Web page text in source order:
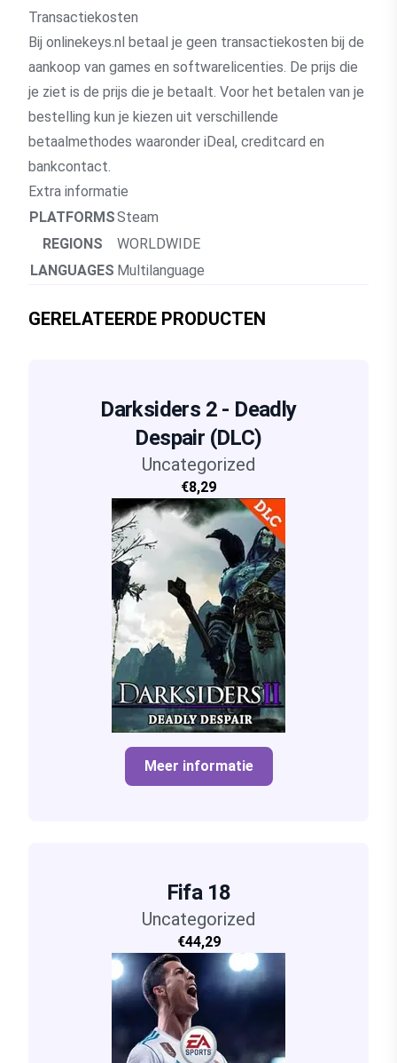
Transactiekosten
Bij onlinekeys.nl betaal je geen transactiekosten bij de
aankoop van games en softwarelicenties. De prijs die
je ziet is de prijs die je betaalt. Voor het betalen van je
bestelling kun je kiezen uit verschillende
betaalmethodes waaronder iDeal, creditcard en
bankcontact.
Extra informatie
PLATFORMSSteam
REGIONS
WORLDWIDE
LANGUAGES Multilanguage
GERELATEERDE PRODUCTEN
Darksiders 2 - Deadly
Despair (DLC)
Uncategorized
€8,29
Meer informatie
Fifa 18
Uncategorized
€44,29